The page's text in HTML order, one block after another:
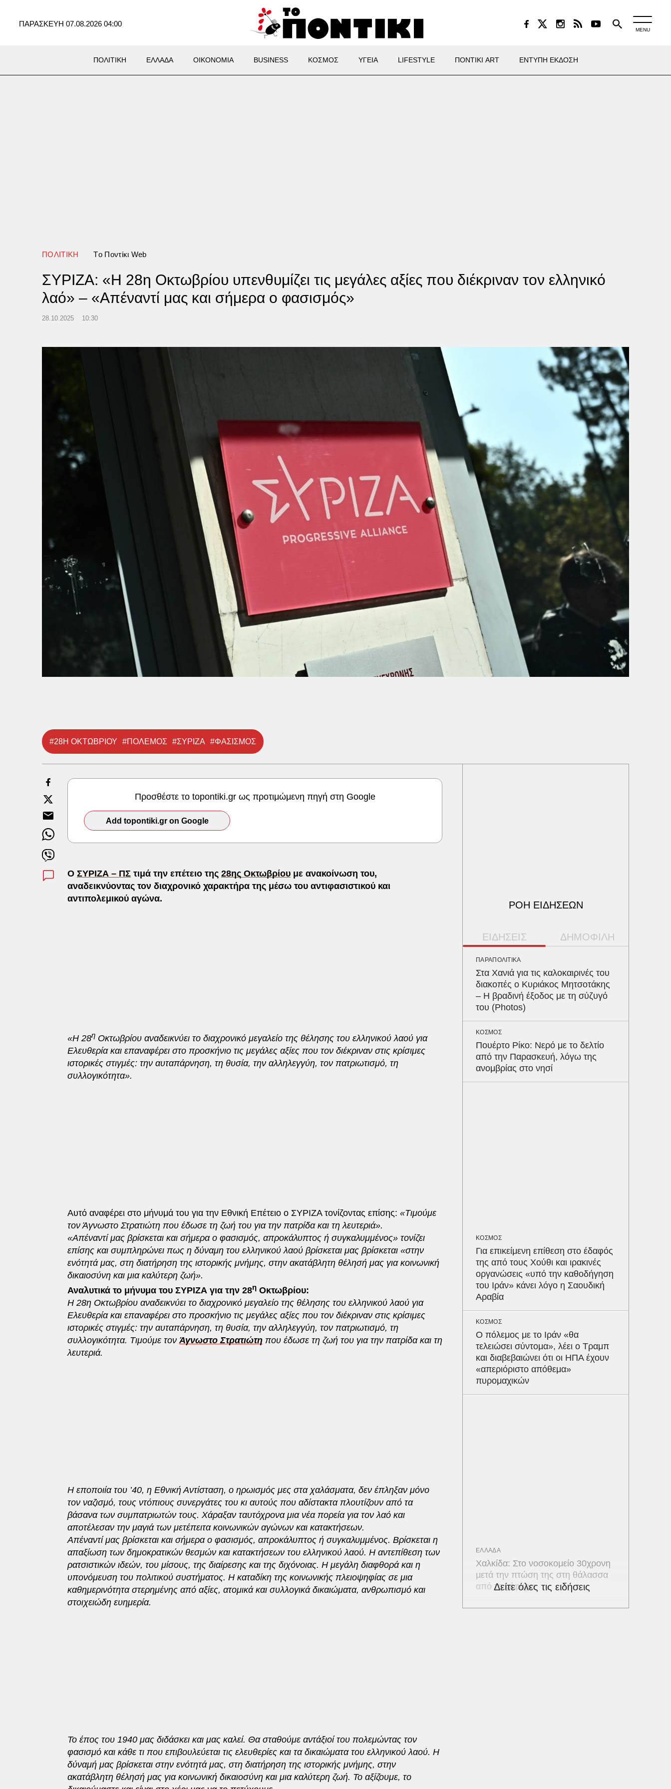
ΠΑΡΑΣΚΕΥΗ 07.08.2026 04:00
MENU
ΠΟΛΙΤΙΚΗ ΕΛΛΑΔΑ ΟΙΚΟΝΟΜΙΑ BUSINESS ΚΟΣΜΟΣ ΥΓΕΙΑ LIFESTYLE ΠΟΝΤΙΚΙ ART ΕΝΤΥΠΗ ΕΚΔΟΣΗ
ΠΟΛΙΤΙΚΗ Tο Ποντίκι Web
ΣΥΡΙΖΑ: «Η 28η Οκτωβρίου υπενθυμίζει τις μεγάλες αξίες που διέκριναν τον ελληνικό
λαό» – «Απέναντί μας και σήμερα ο φασισμός»
28.10.2025 10:30
#28Η ΟΚΤΩΒΡΙΟΥ #ΠΟΛΕΜΟΣ #ΣΥΡΙΖΑ #ΦΑΣΙΣΜΟΣ
Προσθέστε το topontiki.gr ως προτιμώμενη πηγή στη Google
Add topontiki.gr on Google
Ο ΣΥΡΙΖΑ – ΠΣ τιμά την επέτειο της 28ης Οκτωβρίου με ανακοίνωση του,
αναδεικνύοντας τον διαχρονικό χαρακτήρα της μέσω του αντιφασιστικού και
αντιπολεμικού αγώνα.
«Η 28η Οκτωβρίου αναδεικνύει το διαχρονικό μεγαλείο της θέλησης του ελληνικού λαού για
Ελευθερία και επαναφέρει στο προσκήνιο τις μεγάλες αξίες που τον διέκριναν στις κρίσιμες
ιστορικές στιγμές: την αυταπάρνηση, τη θυσία, την αλληλεγγύη, τον πατριωτισμό, τη
συλλογικότητα».
Αυτό αναφέρει στο μήνυμά του για την Εθνική Επέτειο ο ΣΥΡΙΖΑ τονίζοντας επίσης: «Τιμούμε
τον Άγνωστο Στρατιώτη που έδωσε τη ζωή του για την πατρίδα και τη λευτεριά».
«Απέναντί μας βρίσκεται και σήμερα ο φασισμός, απροκάλυπτος ή συγκαλυμμένος» τονίζει
επίσης και συμπληρώνει πως η δύναμη του ελληνικού λαού βρίσκεται μας βρίσκεται «στην
ενότητά μας, στη διατήρηση της ιστορικής μνήμης, στην ακατάβλητη θέλησή μας για κοινωνική
δικαιοσύνη και μια καλύτερη ζωή».
Αναλυτικά το μήνυμα του ΣΥΡΙΖΑ για την 28η Οκτωβρίου:
Η 28η Οκτωβρίου αναδεικνύει το διαχρονικό μεγαλείο της θέλησης του ελληνικού λαού για
Ελευθερία και επαναφέρει στο προσκήνιο τις μεγάλες αξίες που τον διέκριναν στις κρίσιμες
ιστορικές στιγμές: την αυταπάρνηση, τη θυσία, την αλληλεγγύη, τον πατριωτισμό, τη
συλλογικότητα. Τιμούμε τον Άγνωστο Στρατιώτη που έδωσε τη ζωή του για την πατρίδα και τη
λευτεριά.
Η εποποιία του ’40, η Εθνική Αντίσταση, ο ηρωισμός μες στα χαλάσματα, δεν έπληξαν μόνο
τον ναζισμό, τους ντόπιους συνεργάτες του κι αυτούς που αδίστακτα πλουτίζουν από τα
βάσανα των συμπατριωτών τους. Χάραξαν ταυτόχρονα μια νέα πορεία για τον λαό και
αποτέλεσαν την μαγιά των μετέπειτα κοινωνικών αγώνων και κατακτήσεων.
Απέναντί μας βρίσκεται και σήμερα ο φασισμός, απροκάλυπτος ή συγκαλυμμένος. Βρίσκεται η
απαξίωση των δημοκρατικών θεσμών και κατακτήσεων του ελληνικού λαού. Η αντεπίθεση των
ρατσιστικών ιδεών, του μίσους, της διαίρεσης και της διχόνοιας. Η μεγάλη διαφθορά και η
υπονόμευση του πολιτικού συστήματος. Η καταδίκη της κοινωνικής πλειοψηφίας σε μια
καθημερινότητα στερημένης από αξίες, ατομικά και συλλογικά δικαιώματα, ανθρωπισμό και
στοιχειώδη ευημερία.
Το έπος του 1940 μας διδάσκει και μας καλεί. Θα σταθούμε αντάξιοί του πολεμώντας τον
φασισμό και κάθε τι που επιβουλεύεται τις ελευθερίες και τα δικαιώματα του ελληνικού λαού. Η
δύναμή μας βρίσκεται στην ενότητά μας, στη διατήρηση της ιστορικής μνήμης, στην
ακατάβλητη θέλησή μας για κοινωνική δικαιοσύνη και μια καλύτερη ζωή. Το αξίζουμε, το
ΡΟΗ ΕΙΔΗΣΕΩΝ
ΕΙΔΗΣΕΙΣ ΔΗΜΟΦΙΛΗ
ΠΑΡΑΠΟΛΙΤΙΚΑ
Στα Χανιά για τις καλοκαιρινές του
διακοπές ο Κυριάκος Μητσοτάκης
– Η βραδινή έξοδος με τη σύζυγό
του (Photos)
ΚΟΣΜΟΣ
Πουέρτο Ρίκο: Νερό με το δελτίο
από την Παρασκευή, λόγω της
ανομβρίας στο νησί
ΚΟΣΜΟΣ
Για επικείμενη επίθεση στο έδαφός
της από τους Χούθι και ιρακινές
οργανώσεις «υπό την καθοδήγηση
του Ιράν» κάνει λόγο η Σαουδική
Αραβία
ΚΟΣΜΟΣ
Ο πόλεμος με το Ιράν «θα
τελειώσει σύντομα», λέει ο Τραμπ
και διαβεβαιώνει ότι οι ΗΠΑ έχουν
«απεριόριστο απόθεμα»
πυρομαχικών
ΕΛΛΑΔΑ
Χαλκίδα: Στο νοσοκομείο 30χρονη
μετά την πτώση της στη θάλασσα
από τη γέφυρα
Δείτε όλες τις ειδήσεις